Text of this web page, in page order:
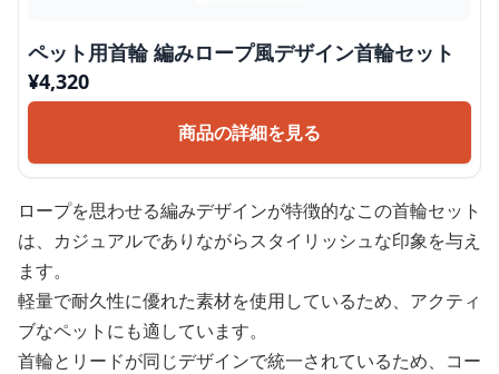
ペット用首輪 編みロープ風デザイン首輪セット
¥4,320
商品の詳細を見る
ロープを思わせる編みデザインが特徴的なこの首輪セット
は、カジュアルでありながらスタイリッシュな印象を与え
ます。
軽量で耐久性に優れた素材を使用しているため、アクティ
ブなペットにも適しています。
首輪とリードが同じデザインで統一されているため、コー